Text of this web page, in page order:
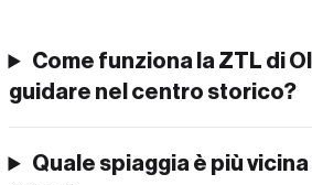
Come funziona la ZTL di
guidare nel centro storico?
Quale spiaggia è più